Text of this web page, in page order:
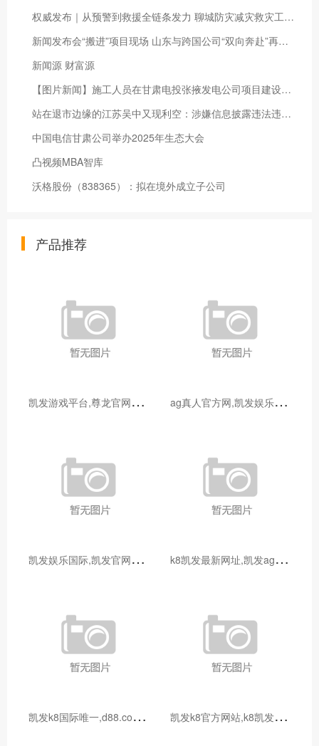
权威发布｜从预警到救援全链条发力 聊城防灾减灾救灾工作成效显著
新闻发布会“搬进”项目现场 山东与跨国公司“双向奔赴”再提速
新闻源 财富源
【图片新闻】施工人员在甘肃电投张掖发电公司项目建设现场安装设备
站在退市边缘的江苏吴中又现利空：涉嫌信息披露违法违规公司董事长钱群山被立案
中国电信甘肃公司举办2025年生态大会
凸视频MBA智库
沃格股份（838365）：拟在境外成立子公司
产品推荐
凯
发游戏平台,尊龙官网登陆地址_宝妈玩转电商带货：无货源模式轻松起步，新手也能快速上手 a
g真人官方网,凯发娱乐最新优惠_发挥宝妈优势：教育类兼职大盘点，既能带娃又能赚钱
凯
发娱乐国际,凯发官网登录手机版_宝妈做自媒体月入过万？从0到1打造个人IP全攻略 k
8凯发最新网址,凯发ag平台_宝妈兼职新选择：线上客服工作指南，时间灵活月入3000+
凯
发k8国际唯一,d88.com尊龙开户中心_宝妈手工兼职：把爱好变成收入，这些项目值得尝试 凯
发k8官方网站,k8凯发ag旗舰_宝妈兼职时间管理指南：碎片化时间也能高效创收